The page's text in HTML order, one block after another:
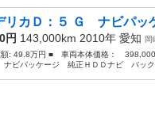
リカＤ：５ Ｇ ナビパ
円 143,000km 2010年 愛知 岡
: 49.8万円 ■ 車両本体価格：
ビパッケージ 純正ＨＤＤナビ バック